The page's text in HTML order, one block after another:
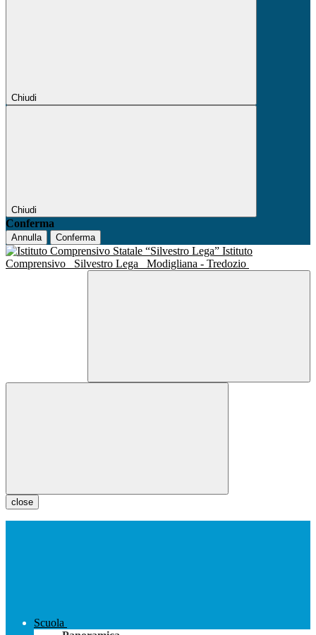
Chiudi
Chiudi
Conferma
Annulla Conferma
Istituto
Comprensivo
Silvestro Lega Modigliana - Tredozio
close
Scuola